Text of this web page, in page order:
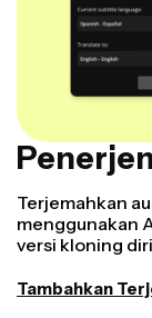
Terjemahkan
menggunakan
versi kloning
Tambahkan